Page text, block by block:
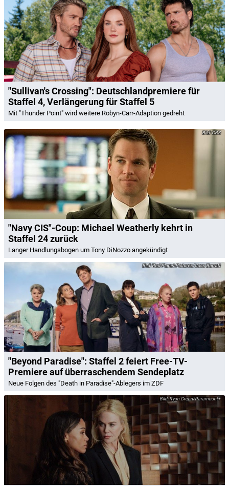
"Sullivan's Crossing": Deutschlandpremiere für
Staffel 4, Verlängerung für Staffel 5
Mit "Thunder Point" wird weitere Robyn-Carr-Adaption gedreht
CBS
"Navy CIS"-Coup: Michael Weatherly kehrt in
Staffel 24 zurück
Langer Handlungsbogen um Tony DiNozzo angekündigt
Red Planet Pictures/Joss Barratt
"Beyond Paradise": Staffel 2 feiert Free-TV-
Premiere auf überraschendem Sendeplatz
Neue Folgen des "Death in Paradise"-Ablegers im ZDF
Ryan Green/Paramount+